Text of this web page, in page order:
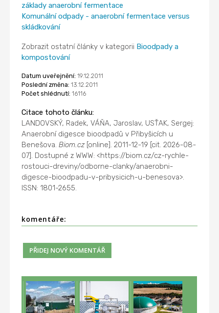
základy anaerobní fermentace
Komunální odpady - anaerobní fermentace versus
skládkování
Zobrazit ostatní články v kategorii Bioodpady a
kompostování
Datum uveřejnění: 19.12.2011
Poslední změna: 13.12.2011
Počet shlédnutí: 16116
Citace tohoto článku:
LANDOVSKÝ, Radek, VÁŇA, Jaroslav, USŤAK, Sergej:
Anaerobní digesce bioodpadů v Přibyšicích u
Benešova.Biom.cz [online]. 2011-12-19 [cit. 2026-08-
07]. Dostupné z WWW: <https://biom.cz/cz-rychle-
rostouci-dreviny/odborne-clanky/anaerobni-
digesce-bioodpadu-v-pribysicich-u-benesova>.
ISSN: 1801-2655.
komentáře: